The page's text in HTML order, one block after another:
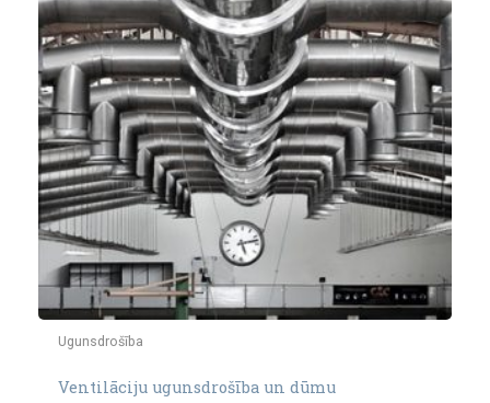
Ugunsdrošība
Ventilāciju ugunsdrošība un dūmu